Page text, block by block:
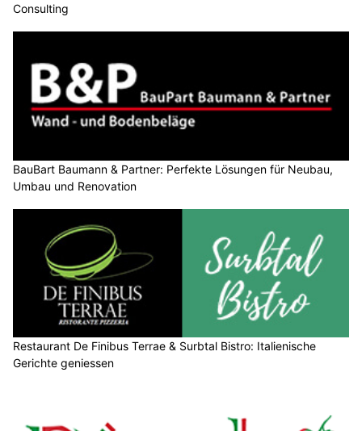
Consulting
BauBart Baumann & Partner: Perfekte Lösungen für Neubau,
Umbau und Renovation
Restaurant De Finibus Terrae & Surbtal Bistro: Italienische
Gerichte geniessen